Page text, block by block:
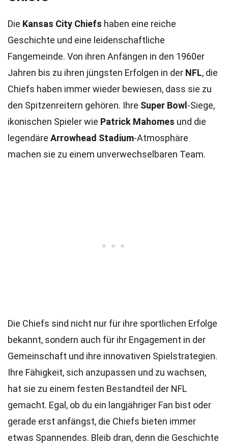
Die Kansas City Chiefs haben eine reiche
Geschichte und eine leidenschaftliche
Fangemeinde. Von ihren Anfängen in den 1960er
Jahren bis zu ihren jüngsten Erfolgen in der NFL, die
Chiefs haben immer wieder bewiesen, dass sie zu
den Spitzenreitern gehören. Ihre Super Bowl -Siege,
ikonischen Spieler wie Patrick Mahomes und die
legendäre Arrowhead Stadium-Atmosphäre
machen sie zu einem unverwechselbaren Team.
Die Chiefs sind nicht nur für ihre sportlichen Erfolge
bekannt, sondern auch für ihr Engagement in der
Gemeinschaft und ihre innovativen Spielstrategien.
Ihre Fähigkeit, sich anzupassen und zu wachsen,
hat sie zu einem festen Bestandteil der NFL
gemacht. Egal, ob du ein langjähriger Fan bist oder
gerade erst anfängst, die Chiefs bieten immer
etwas Spannendes. Bleib dran, denn die Geschichte